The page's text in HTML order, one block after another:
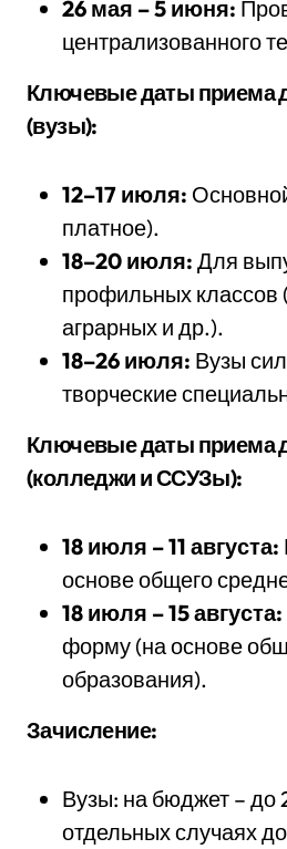
26 мая – 5 июня:
централизованного
Ключевые даты приема
(вузы):
12–17 июля:
платное).
18–20 июля: Для
профильных классов
аграрных и др.).
18–26 июля: Вузы
творческие
Ключевые даты приема
(колледжи и ССУЗы):
18 июля – 11 августа:
основе общего
18 июля – 15 августа:
форму (на основе
образования).
Зачисление:
Вузы: на бюджет – до
отдельных случаях до